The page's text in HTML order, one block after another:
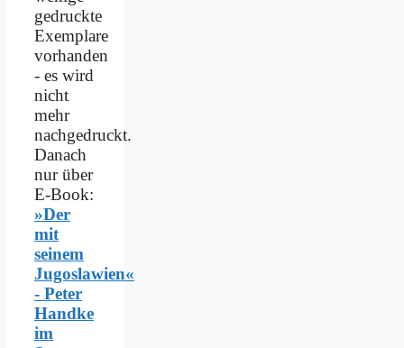
gedruckte
Exemplare
vorhanden
- es wird
nicht
mehr
nachgedruckt.
Danach
nur über
E-Book:
»Der
mit
seinem
Jugoslawien«
- Peter
Handke
im